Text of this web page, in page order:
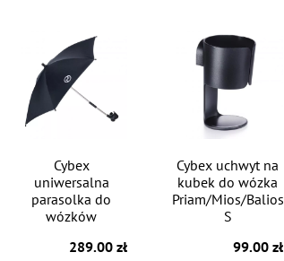
Cybex
uniwersalna
parasolka do
wózków
289.00 zł
Cybex uchwyt na
kubek do wózka
Priam/Mios/Balios
S
99.00 zł